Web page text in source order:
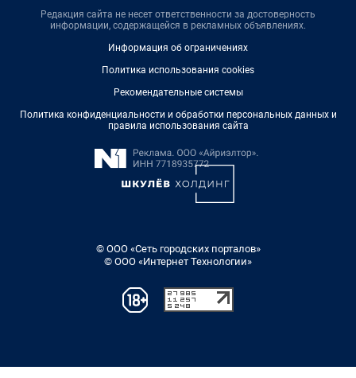
Редакция сайта не несет ответственности за достоверность
информации, содержащейся в рекламных объявлениях.
Информация об ограничениях
Политика использования cookies
Рекомендательные системы
Политика конфиденциальности и обработки персональных данных и
правила использования сайта
© ООО «Сеть городских порталов»
© ООО «Интернет Технологии»